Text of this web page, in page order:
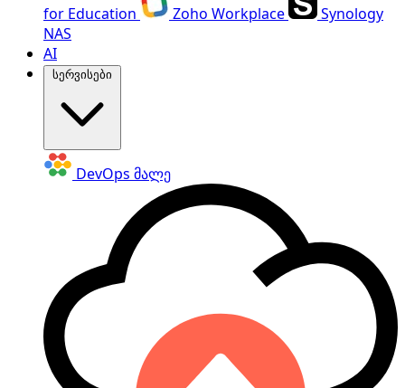
for Education Zoho Workplace
Synology
NAS
AI
DevOps მალე